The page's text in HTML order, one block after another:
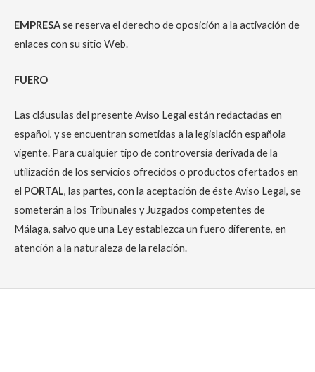
EMPRESAse reserva el derecho de oposición a la activación de
enlaces con su sitio Web.
FUERO
Las cláusulas del presente Aviso Legal están redactadas en
español, y se encuentran sometidas a la legislación española
vigente. Para cualquier tipo de controversia derivada de la
utilización de los servicios ofrecidos o productos ofertados en
el PORTAL, las partes, con la aceptación de éste Aviso Legal, se
someterán a los Tribunales y Juzgados competentes de
Málaga, salvo que una Ley establezca un fuero diferente, en
atención a la naturaleza de la relación.